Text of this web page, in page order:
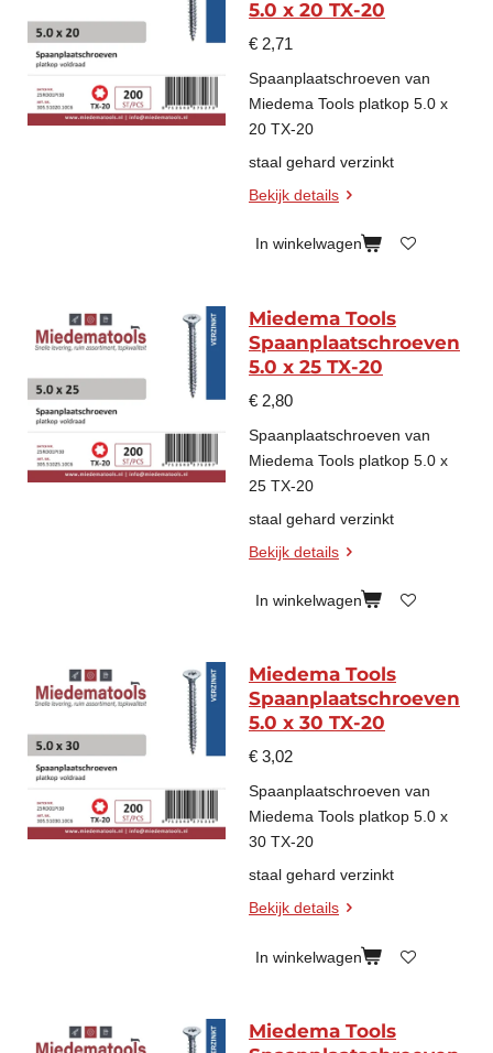
5.0 x 20 TX-20
€ 2,71
Spaanplaatschroeven van
Miedema Tools platkop 5.0 x
20 TX-20
staal gehard verzinkt
Bekijk details
In winkelwagen
Miedema Tools
Spaanplaatschroeven
5.0 x 25 TX-20
€ 2,80
Spaanplaatschroeven van
Miedema Tools platkop 5.0 x
25 TX-20
staal gehard verzinkt
Bekijk details
In winkelwagen
Miedema Tools
Spaanplaatschroeven
5.0 x 30 TX-20
€ 3,02
Spaanplaatschroeven van
Miedema Tools platkop 5.0 x
30 TX-20
staal gehard verzinkt
Bekijk details
In winkelwagen
Miedema Tools